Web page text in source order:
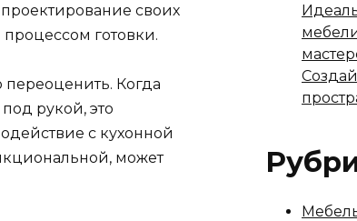
своих
готовки.
переоценить. Когда
рукой, это
с кухонной
может